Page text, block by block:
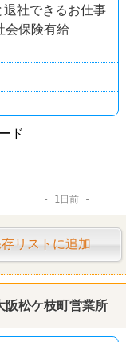
社できるお仕事
会保険有給
ド
1日前
リストに追加
松ケ枝町営業所